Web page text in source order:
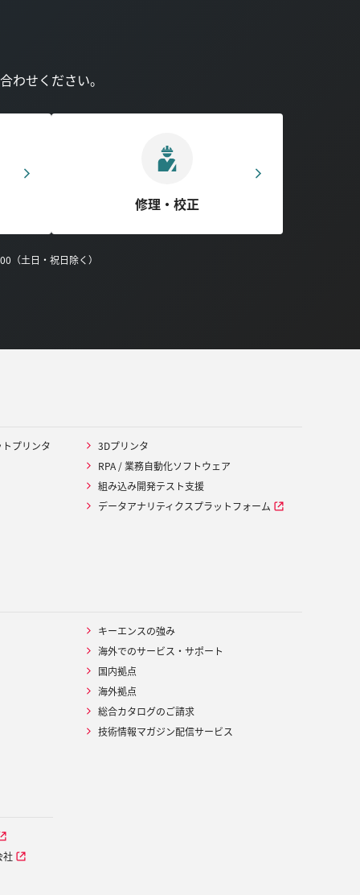
わせください。
修理・校正
（土日・祝日除く）
プリンタ
3Dプリンタ
RPA / 業務自動化ソフトウェア
組み込み開発テスト支援
データアナリティクスプラットフォーム
キーエンスの強み
海外でのサービス・サポート
国内拠点
海外拠点
総合カタログのご請求
技術情報マガジン配信サービス
社